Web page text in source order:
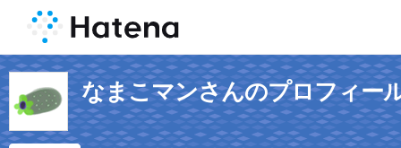
なまこマンさんのプロフィー